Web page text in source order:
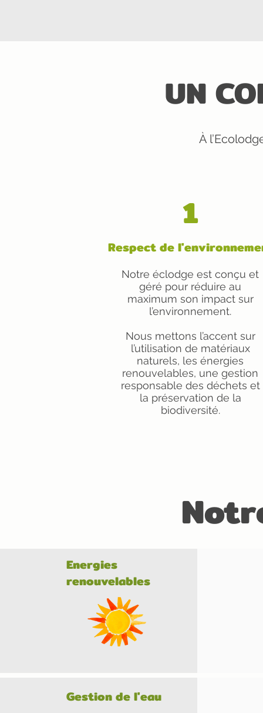
UN
À
1
Respect de
Notre éclodge est conçu et
géré pour réduire au
maximum son impact sur
l’environnement.
Nous mettons l’accent sur
l’utilisation de matériaux
naturels, les énergies
renouvelables, une gestion
responsable des déchets et
la préservation de la
biodiversité.
Energies
renouvelables
Gestion de l'eau